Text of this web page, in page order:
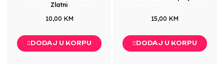
Zlatni
10,00 KM
DODAJ U KORPU
15,00 KM
DODAJ U KORPU